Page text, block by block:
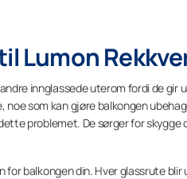
Lumon
innglassede uterom fordi de
noe som kan gjøre balkongen
problemet. De sørger for
for balkongen din. Hver glassrute